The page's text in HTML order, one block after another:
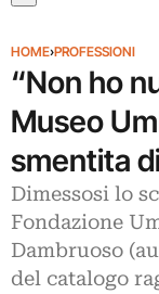
HOME›PROFESSIONI
“Non ho
Museo
smentita
Dimessosi lo
Fondazione
Dambruoso
del catalogo